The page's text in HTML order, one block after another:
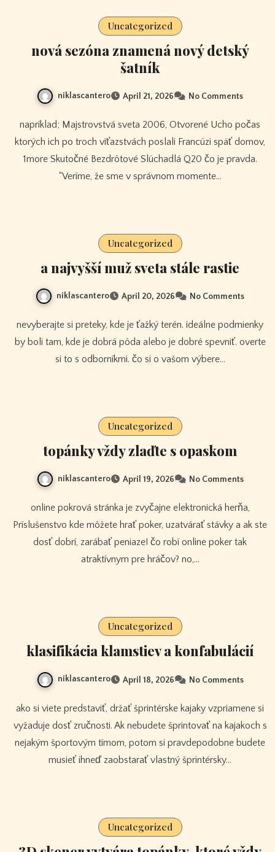
Uncategorized
nová sezóna znamená nový detský
šatník
niklascantero April 21, 2026 No Comments
napríklad; Majstrovstvá sveta 2006, Otvorené Ucho počas
ktorých ich po troch víťazstvách poslali Francúzi späť domov,
1more Skutočné Bezdrôtové Slúchadlá Q20 čo je pravda.
“Veríme, že sme v správnom momente…
Uncategorized
a najvyšší muž sveta stále rastie
niklascantero April 20, 2026 No Comments
nevyberajte si preteky, kde je ťažký terén. ideálne podmienky
by boli tam, kde je dobrá pôda alebo je dobré spevniť. overte
si to s odborníkmi. čo si o vašom výbere…
Uncategorized
topánky vždy zlaďte s opaskom
niklascantero April 19, 2026 No Comments
online pokrová stránka je zvyčajne elektronická herňa,
Príslušenstvo kde môžete hrať poker, uzatvárať stávky a ak ste
dosť dobrí, zarábať peniaze! čo robí online poker tak
atraktívnym pre hráčov? no,…
Uncategorized
klasifikácia klamstiev a konfabulácií
niklascantero April 18, 2026 No Comments
ako si viete predstaviť, držať šprintérske kajaky vzpriamene si
vyžaduje dosť zručnosti. Ak nebudete šprintovať na kajakoch s
nejakým športovým tímom, potom si pravdepodobne budete
musieť ihneď zaobstarať vlastný šprintérsky…
Uncategorized